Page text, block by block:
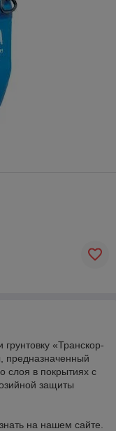
«Транскор-
предназначенный
слоя в покрытиях с
защиты
на нашем сайте.